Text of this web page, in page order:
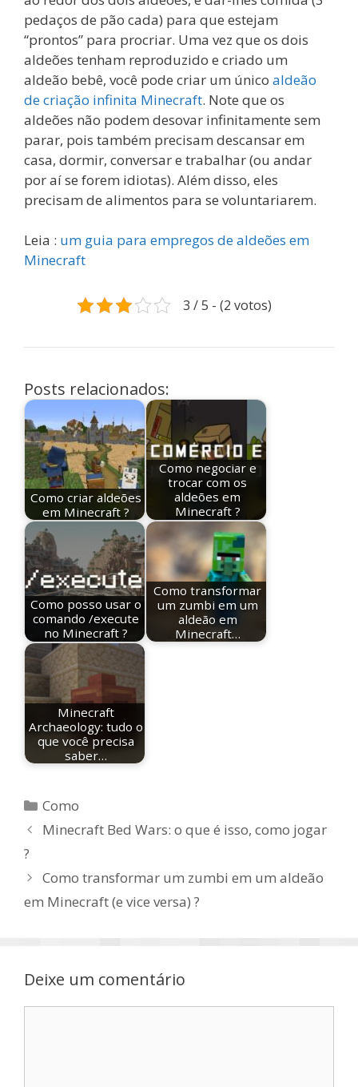
pedaços de pão cada) para que estejam
“prontos” para procriar. Uma vez que os dois
aldeões tenham reproduzido e criado um
aldeão bebê, você pode criar um único aldeão
de criação infinita Minecraft. Note que os
aldeões não podem desovar infinitamente sem
parar, pois também precisam descansar em
casa, dormir, conversar e trabalhar (ou andar
por aí se forem idiotas). Além disso, eles
precisam de alimentos para se voluntariarem.
Leia : um guia para empregos de aldeões em
Minecraft
3 / 5 - (2 votos)
Posts relacionados:
Como criar aldeões
em Minecraft ?
Como negociar e
trocar com os
aldeões em
Minecraft ?
Como posso usar o
comando /execute
no Minecraft ?
Como transformar
um zumbi em um
aldeão em
Minecraft…
Minecraft
Archaeology: tudo o
que você precisa
saber…
Categorias
Como
Minecraft Bed Wars: o que é isso, como jogar
?
Como transformar um zumbi em um aldeão
em Minecraft (e vice versa) ?
Deixe um comentário